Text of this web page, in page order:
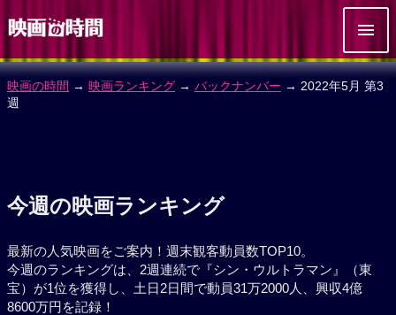
映画の時間 → 映画ランキング → バックナンバー → 2022年5月 第3
週
今週の映画ランキング
最新の人気映画をご案内！週末観客動員数TOP10。
今週のランキングは、2週連続で『シン・ウルトラマン』（東
宝）が1位を獲得し、土日2日間で動員31万2000人、興収4億
8600万円を記録！